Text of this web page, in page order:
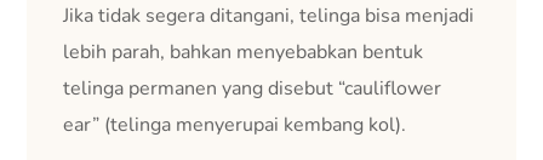
Jika tidak segera ditangani, telinga bisa menjadi
lebih parah, bahkan menyebabkan bentuk
telinga permanen yang disebut “cauliflower
ear” (telinga menyerupai kembang kol).